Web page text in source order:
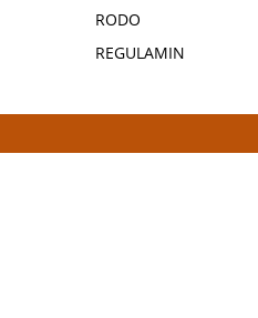
RODO
REGULAMIN